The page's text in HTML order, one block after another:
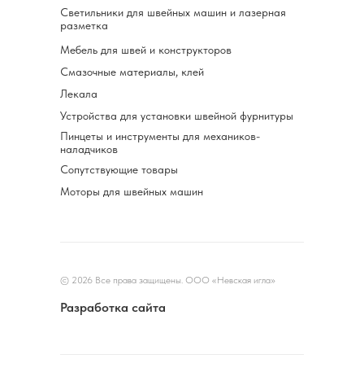
Светильники для швейных машин и лазерная
разметка
Смазочные материалы, клей
Мебель для швей и конструкторов
Лекала
Устройства для установки швейной фурнитуры
Пинцеты и инструменты для механиков-
наладчиков
Сопутствующие товары
Моторы для швейных машин
© 2026 Все права защищены. ООО «Невская игла»
Разработка сайта